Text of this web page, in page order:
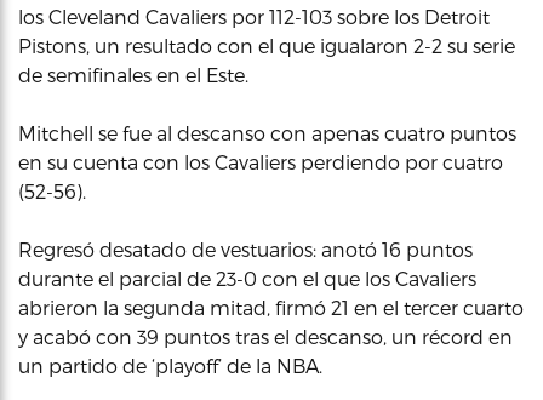
los Cleveland Cavaliers por 112-103 sobre los Detroit
Pistons, un resultado con el que igualaron 2-2 su serie
de semifinales en el Este.
Mitchell se fue al descanso con apenas cuatro puntos
en su cuenta con los Cavaliers perdiendo por cuatro
(52-56).
Regresó desatado de vestuarios: anotó 16 puntos
durante el parcial de 23-0 con el que los Cavaliers
abrieron la segunda mitad, firmó 21 en el tercer cuarto
y acabó con 39 puntos tras el descanso, un récord en
un partido de ‘playoff’ de la NBA.